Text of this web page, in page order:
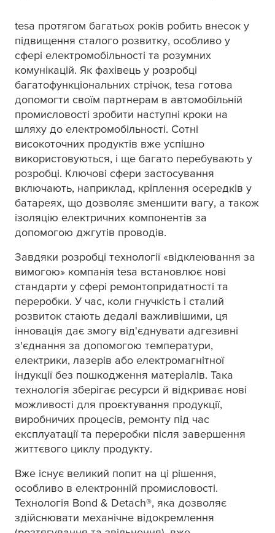
tesa протягом багатьох років робить внесок у
підвищення сталого розвитку, особливо у
сфері електромобільності та розумних
комунікацій. Як фахівець у розробці
багатофункціональних стрічок, tesa готова
допомогти своїм партнерам в автомобільній
промисловості зробити наступні кроки на
шляху до електромобільності. Сотні
високоточних продуктів вже успішно
використовуються, і ще багато перебувають у
розробці. Ключові сфери застосування
включають, наприклад, кріплення осередків у
батареях, що дозволяє зменшити вагу, а також
ізоляцію електричних компонентів за
допомогою джгутів проводів.
Завдяки розробці технології «відклеювання за
вимогою» компанія tesa встановлює нові
стандарти у сфері ремонтопридатності та
переробки. У час, коли гнучкість і сталий
розвиток стають дедалі важливішими, ця
інновація дає змогу від'єднувати адгезивні
з'єднання за допомогою температури,
електрики, лазерів або електромагнітної
індукції без пошкодження матеріалів. Така
технологія зберігає ресурси й відкриває нові
можливості для проєктування продукції,
виробничих процесів, ремонту під час
експлуатації та переробки після завершення
життєвого циклу продукту.
Вже існує великий попит на ці рішення,
особливо в електронній промисловості.
Технологія Bond & Detach®, яка дозволяє
здійснювати механічне відокремлення